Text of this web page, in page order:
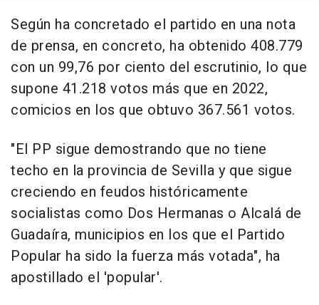
Según ha concretado el partido en una nota
de prensa, en concreto, ha obtenido 408.779
con un 99,76 por ciento del escrutinio, lo que
supone 41.218 votos más que en 2022,
comicios en los que obtuvo 367.561 votos.
"El PP sigue demostrando que no tiene
techo en la provincia de Sevilla y que sigue
creciendo en feudos históricamente
socialistas como Dos Hermanas o Alcalá de
Guadaíra, municipios en los que el Partido
Popular ha sido la fuerza más votada", ha
apostillado el 'popular'.